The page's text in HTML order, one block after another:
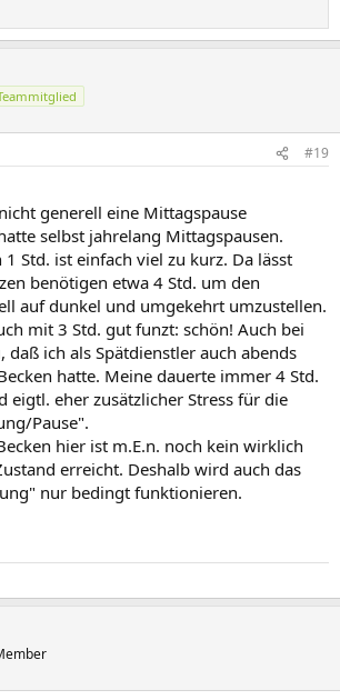
#19
generell eine Mittagspause
selbst jahrelang Mittagspausen.
Std. ist einfach viel zu kurz. Da lässt
benötigen etwa 4 Std. um den
auf dunkel und umgekehrt umzustellen.
mit 3 Std. gut funzt: schön! Auch bei
daß ich als Spätdienstler auch abends
hatte. Meine dauerte immer 4 Std.
eigtl. eher zusätzlicher Stress für die
Pause".
hier ist m.E.n. noch kein wirklich
erreicht. Deshalb wird auch das
nur bedingt funktionieren.